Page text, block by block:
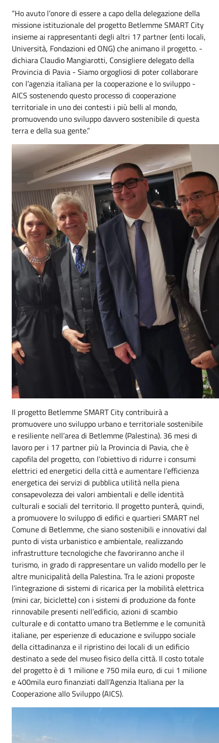
“Ho avuto l’onore di essere a capo della delegazione della
missione istituzionale del progetto Betlemme SMART City
insieme ai rappresentanti degli altri 17 partner (enti locali,
Università, Fondazioni ed ONG) che animano il progetto. -
dichiara Claudio Mangiarotti, Consigliere delegato della
Provincia di Pavia - Siamo orgogliosi di poter collaborare
con l’agenzia italiana per la cooperazione e lo sviluppo -
AICS sostenendo questo processo di cooperazione
territoriale in uno dei contesti i più belli al mondo,
promuovendo uno sviluppo davvero sostenibile di questa
terra e della sua gente.”
Il progetto Betlemme SMART Citycontribuirà a
promuovere uno sviluppo urbano e territoriale sostenibile
e resiliente nell’area di Betlemme (Palestina). 36 mesi di
lavoro per i 17 partner più la Provincia di Pavia, che è
capofila del progetto, con l’obiettivo di ridurre i consumi
elettrici ed energetici della città e aumentare l’efficienza
energetica dei servizi di pubblica utilità nella piena
consapevolezza dei valori ambientali e delle identità
culturali e sociali del territorio. Il progetto punterà, quindi,
a promuovere losviluppo di edifici e quartieri SMART nel
Comune di Betlemme, che siano sostenibili e innovativi dal
punto di vista urbanistico e ambientale, realizzando
infrastrutture tecnologiche che favoriranno anche il
turismo, in grado di rappresentare un valido modello per le
altre municipalitàdella Palestina. Tra le azioni proposte
l’integrazione di sistemi di ricarica per la mobilitàelettrica
(mini car, biciclette) con i sistemi di produzione da fonte
rinnovabile presenti nell’edificio, azioni di scambio
culturale e di contatto umano tra Betlemme e le comunità
italiane, per esperienze di educazione e sviluppo sociale
della cittadinanza e il ripristino dei locali di un edificio
destinato a sede del museo fisico della città. Il costo totale
del progetto è di 1 milione e 750 mila euro, di cui 1 milione
e 400mila euro finanziati dall’Agenzia Italiana per la
Cooperazione allo Sviluppo (AICS).